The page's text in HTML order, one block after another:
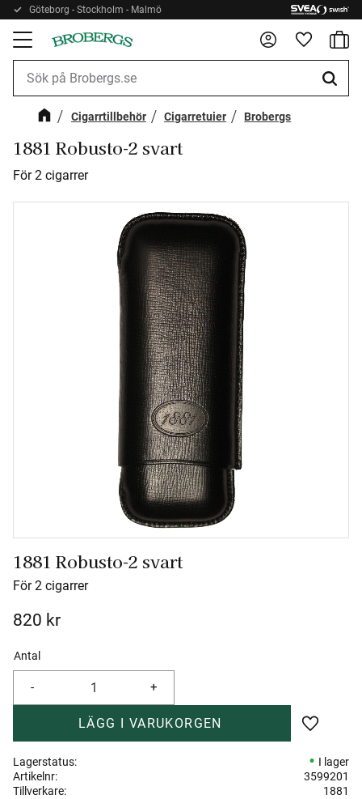
Meny
Göteborg - Stockholm - Malmö
Cigarrtillbehör Cigarretuier Brobergs
1881 Robusto-2 svart
För 2 cigarrer
1881 Robusto-2 svart
För 2 cigarrer
820 kr
Antal
+
-
Lägg till
Lagerstatus
I lager
Artikelnr
3599201
Tillverkare
1881